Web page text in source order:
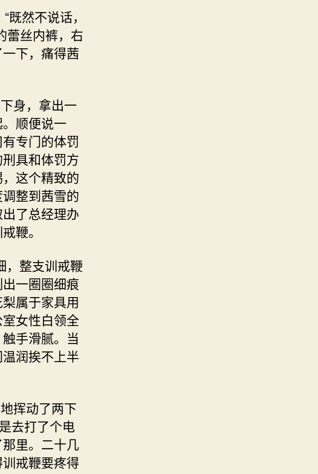
然不说话，
蕾丝内裤，右
下，痛得茜
身，拿出一
顺便说一
专门的体罚
具和体罚方
这个精致的
整到茜雪的
了总经理办
鞭。
整支训戒鞭
一圈圈细痕
属于家具用
女性白领全
手滑腻。当
润挨不上半
挥动了两下
去打了个电
里。二十几
戒鞭要疼得